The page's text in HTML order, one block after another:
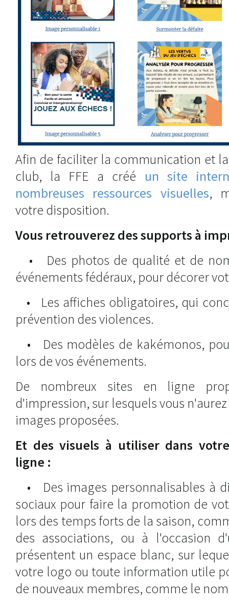
Afin de faciliter la communication et
club, la FFE a créé un site
nombreuses ressources visuelles,
votre disposition.
Vous retrouverez des supports à
• Des photos de qualité et de
événements fédéraux, pour décorer
• Les affiches obligatoires, qui
prévention des violences.
• Des modèles de kakémonos,
lors de vos événements.
De nombreux sites en ligne
d'impression, sur lesquels vous
images proposées.
Et des visuels à utiliser dans
ligne :
• Des images personnalisables à
sociaux pour faire la promotion de
lors des temps forts de la saison,
des associations, ou à l'occasion
présentent un espace blanc, sur
votre logo ou toute information utile
de nouveaux membres, comme le